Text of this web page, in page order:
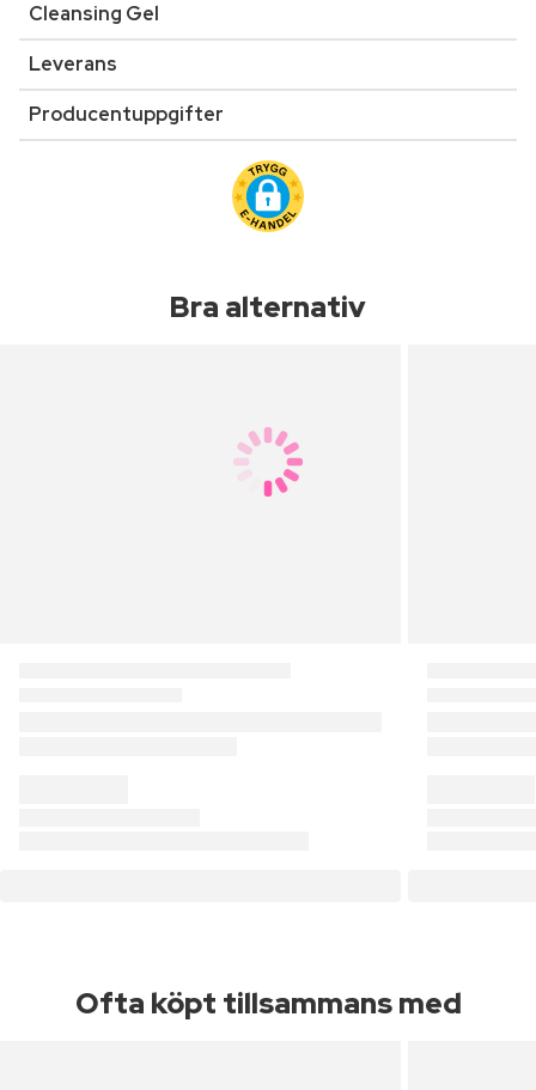
Cleansing Gel
Leverans
Producentuppgifter
Bra alternativ
Ofta köpt tillsammans med